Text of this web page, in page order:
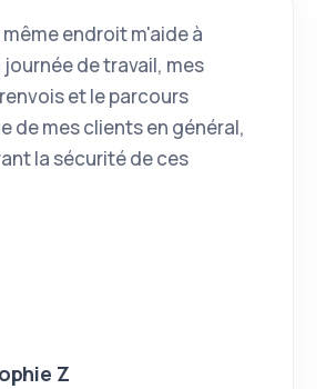
même endroit m'aide à
de travail, mes
et le parcours
de mes clients en général,
la sécurité de ces
Z